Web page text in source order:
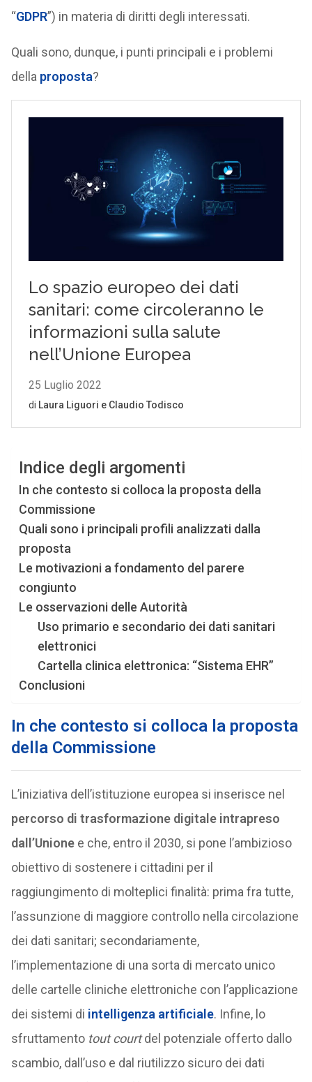
“GDPR”) in materia di diritti degli interessati.
Quali sono, dunque, i punti principali e i problemi
della proposta?
Indice degli argomenti
In che contesto si colloca la proposta della
Commissione
Quali sono i principali profili analizzati dalla
proposta
Le motivazioni a fondamento del parere
congiunto
Le osservazioni delle Autorità
Uso primario e secondario dei dati sanitari
elettronici
Cartella clinica elettronica: “Sistema EHR”
Conclusioni
In che contesto si colloca la proposta
della Commissione
L’iniziativa dell’istituzione europea si inserisce nel
percorso di trasformazione digitale intrapreso
dall’Unionee che, entro il 2030, si pone l’ambizioso
obiettivo di sostenere i cittadini per il
raggiungimento di molteplici finalità: prima fra tutte,
l’assunzione di maggiore controllo nella circolazione
dei dati sanitari; secondariamente,
l’implementazione di una sorta di mercato unico
delle cartelle cliniche elettroniche con l’applicazione
dei sistemi di intelligenza artificiale. Infine, lo
sfruttamento tout courtdel potenziale offerto dallo
scambio, dall’uso e dal riutilizzo sicuro dei dati